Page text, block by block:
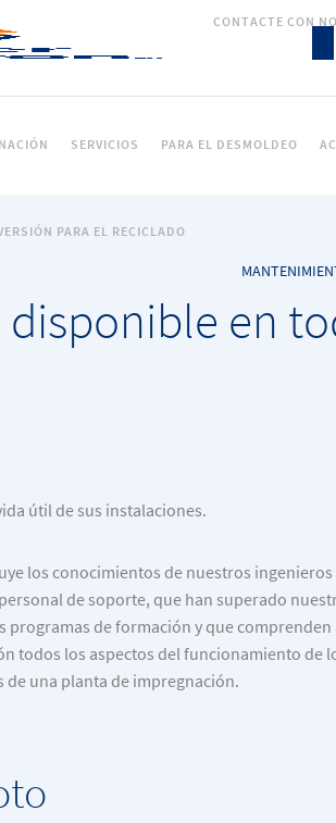
SERVICIOS PARA EL DESMOLDEO
CONTACTE CON
PARA EL RECICLADO
en
útil de sus instalaciones.
los conocimientos de nuestros ingenieros
de soporte, que han superado
programas de formación y que comprenden
todos los aspectos del funcionamiento de
de una planta de impregnación.